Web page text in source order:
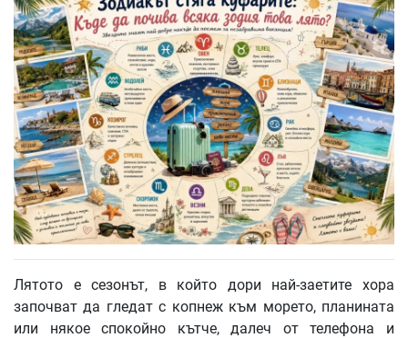
Лятото е сезонът, в който дори най-заетите хора
започват да гледат с копнеж към морето, планината
или някое спокойно кътче, далеч от телефона и